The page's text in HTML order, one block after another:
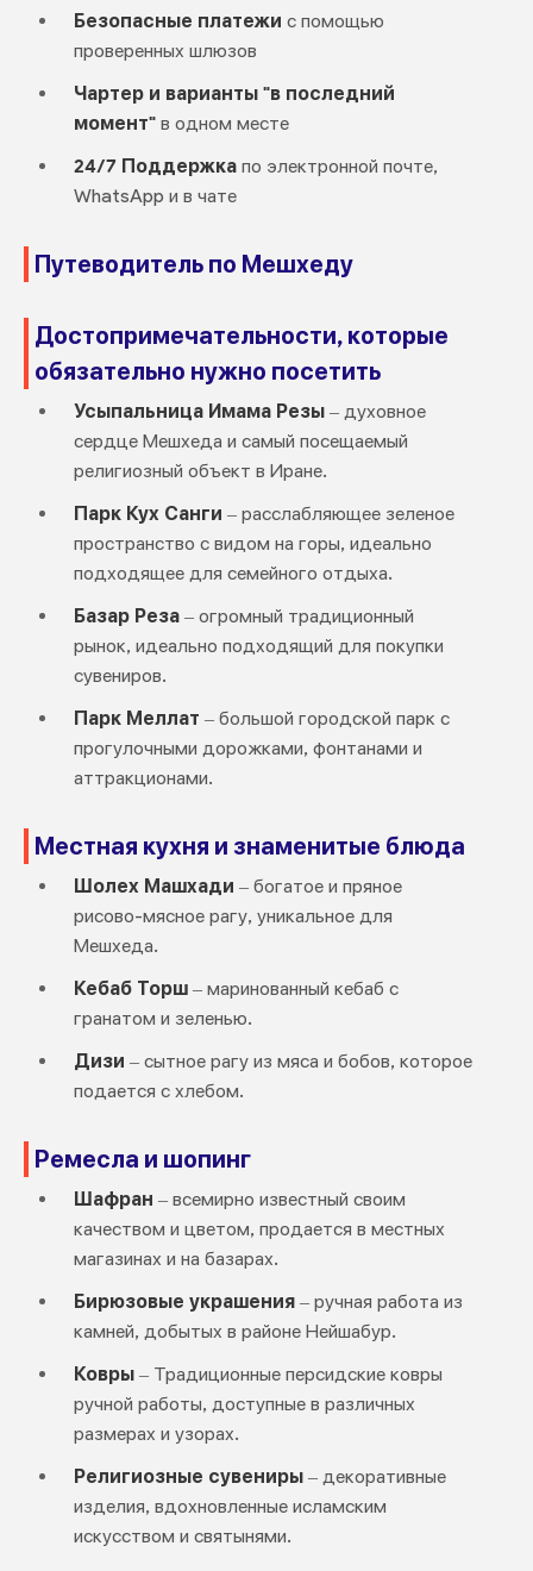
Безопасные платежи с помощью
проверенных шлюзов
Чартер и варианты "в последний
момент"в одном месте
24/7 Поддержкапо электронной почте,
WhatsApp и в чате
Путеводитель по Мешхеду
Достопримечательности, которые
обязательно нужно посетить
Усыпальница Имама Резы– духовное
сердце Мешхеда и самый посещаемый
религиозный объект в Иране.
Парк Кух Санги – расслабляющее зеленое
пространство с видом на горы, идеально
подходящее для семейного отдыха.
Базар Реза– огромный традиционный
рынок, идеально подходящий для покупки
сувениров.
Парк Меллат – большой городской парк с
прогулочными дорожками, фонтанами и
аттракционами.
Местная кухня и знаменитые блюда
Шолех Машхади – богатое и пряное
рисово-мясное рагу, уникальное для
Мешхеда.
Кебаб Торш– маринованный кебаб с
гранатом и зеленью.
Дизи – сытное рагу из мяса и бобов, которое
подается с хлебом.
Ремесла и шопинг
Шафран – всемирно известный своим
качеством и цветом, продается в местных
магазинах и на базарах.
Бирюзовые украшения– ручная работа из
камней, добытых в районе Нейшабур.
Ковры– Традиционные персидские ковры
ручной работы, доступные в различных
размерах и узорах.
Религиозные сувениры– декоративные
изделия, вдохновленные исламским
искусством и святынями.